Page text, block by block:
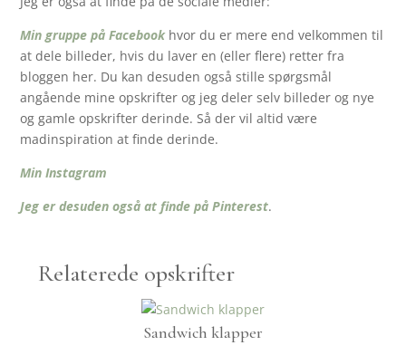
Min gruppe på Facebookhvor du er mere end velkommen til
at dele billeder, hvis du laver en (eller flere) retter fra
bloggen her. Du kan desuden også stille spørgsmål
angående mine opskrifter og jeg deler selv billeder og nye
og gamle opskrifter derinde. Så der vil altid være
madinspiration at finde derinde.
Min Instagram
Jeg er desuden også at finde på Pinterest.
Relaterede opskrifter
Sandwich klapper